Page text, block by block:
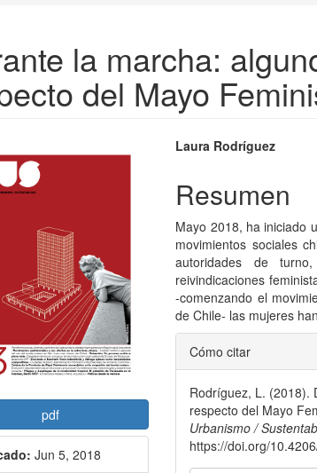
la marcha:
del Mayo
pdf
Jun 5, 2018
Contenido
principal
del
artículo
Laura Rodríguez
Resumen
Mayo 2018, ha iniciado
movimientos sociales
autoridades de
reivindicaciones
-comenzando el
de Chile- las mujeres
Detalles
del
artículo
Cómo citar
Rodríguez, L. (2018).
respecto del Mayo
Urbanismo /
https://doi.org/